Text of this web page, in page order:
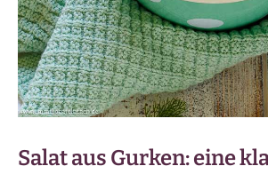
Salat aus Gurken: eine